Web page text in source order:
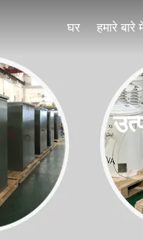
घर हमारे बारे